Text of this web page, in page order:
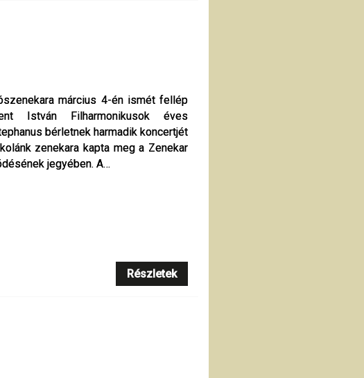
március 4-én ismét fellép
István Filharmonikusok éves
bérletnek harmadik koncertjét
zenekara kapta meg a Zenekar
jegyében. A…
Részletek
március 4-én ismét fellép
István Filharmonikusok éves
bérletnek harmadik koncertjét
zenekara kapta meg a Zenekar
jegyében. A…
Részletek